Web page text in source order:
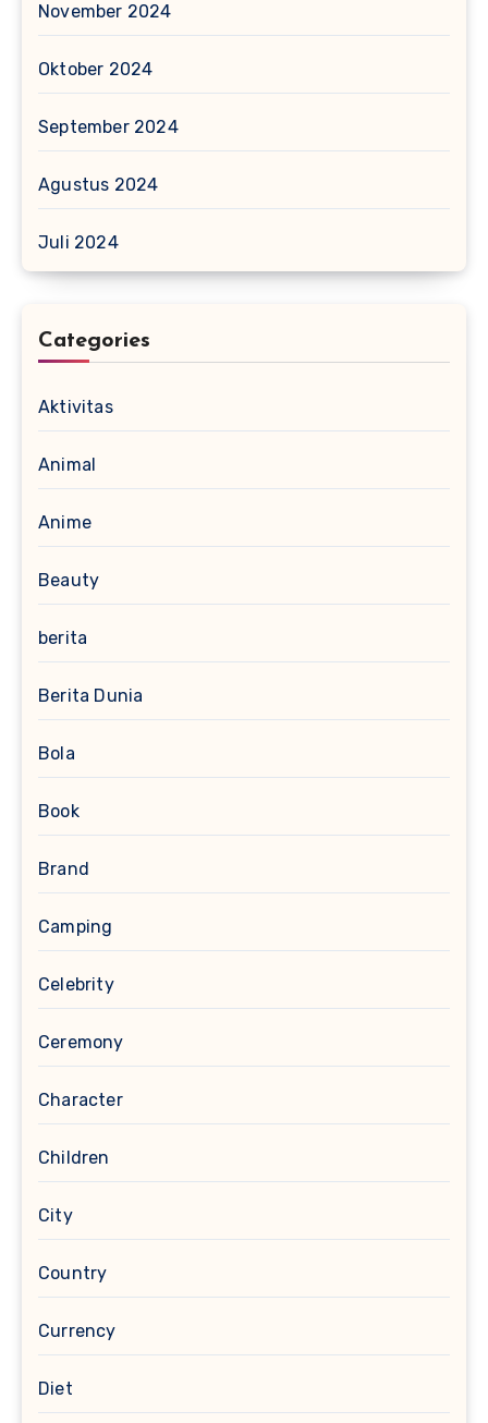
November 2024
Oktober 2024
September 2024
Agustus 2024
Juli 2024
Categories
Aktivitas
Animal
Anime
Beauty
berita
Berita Dunia
Bola
Book
Brand
Camping
Celebrity
Ceremony
Character
Children
City
Country
Currency
Diet